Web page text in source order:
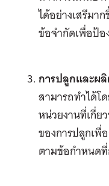
ได้อย่างเสรีมา
ข้อจำกัดเพื่อป้อ
การปลูกและผ
สามารถทำได้
หน่วยงานที่เกี่
ของการปลูกเ
ตามข้อกำหนด